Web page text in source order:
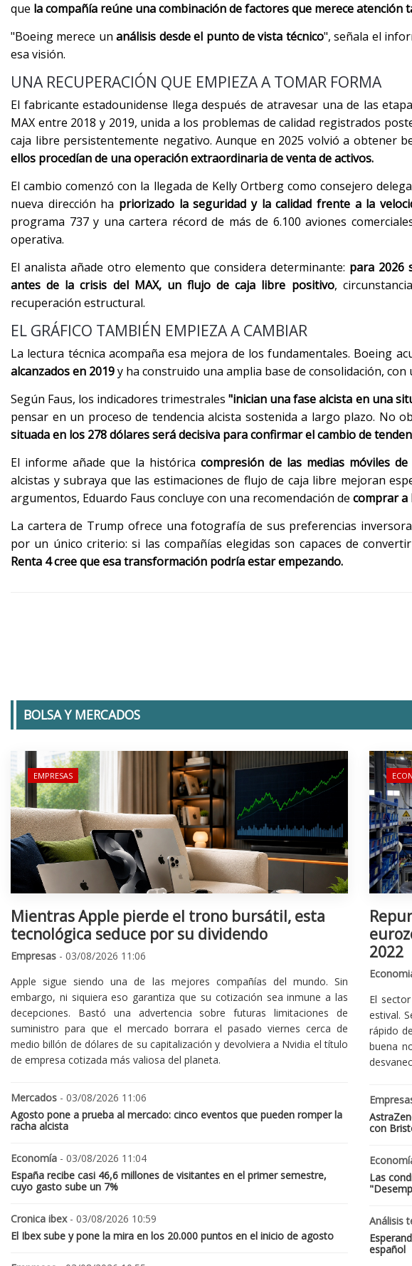
que la compañía reúne una combinación de factores que merece
"Boeing merece unanálisis desde el punto de vista técnico", señala el
esa visión.
UNA RECUPERACIÓN QUE EMPIEZA A TOMAR FORMA
El fabricante estadounidense llega después de atravesar una de las
MAX entre 2018 y 2019, unida a los problemas de calidad registrados
caja libre persistentemente negativo. Aunque en 2025 volvió a obtener
ellos procedían de una operación extraordinaria de venta de activos.
El cambio comenzó con la llegada de Kelly Ortberg como consejero
nueva dirección ha priorizado la seguridad y la calidad frente a la
programa 737 y una cartera récord de más de 6.100 aviones
operativa.
El analista añade otro elemento que considera determinante: para 2026
antes de la crisis del MAX, un flujo de caja libre positivo,
recuperación estructural.
EL GRÁFICO TAMBIÉN EMPIEZA A CAMBIAR
La lectura técnica acompaña esa mejora de los fundamentales. Boeing
alcanzados en 2019y ha construido una amplia base de consolidación,
Según Faus, los indicadores trimestrales"inician una fase alcista en una
pensar en un proceso de tendencia alcista sostenida a largo plazo. No
situada en los 278 dólares será decisiva para confirmar el cambio de
El informe añade que la histórica compresión de las medias móviles
alcistas y subraya que las estimaciones de flujo de caja libre mejoran
argumentos, Eduardo Faus concluye con una recomendación de comprar a
La cartera de Trump ofrece una fotografía de sus preferencias
por un único criterio: si las compañías elegidas son capaces de
Renta 4 cree que esa transformación podría estar empezando.
BOLSA Y MERCADOS
EMPRESAS
Mientras Apple pierde el trono bursátil, esta
tecnológica seduce por su dividendo
Empresas - 03/08/2026 11:06
Apple sigue siendo una de las mejores compañías del mundo. Sin
embargo, ni siquiera eso garantiza que su cotización sea inmune a las
decepciones. Bastó una advertencia sobre futuras limitaciones de
suministro para que el mercado borrara el pasado viernes cerca de
medio billón de dólares de su capitalización y devolviera a Nvidia el título
de empresa cotizada más valiosa del planeta.
Mercados - 03/08/2026 11:06
Agosto pone a prueba al mercado: cinco eventos que pueden romper la
racha alcista
Economía - 03/08/2026 11:04
España recibe casi 46,6 millones de visitantes en el primer semestre,
cuyo gasto sube un 7%
Cronica ibex- 03/08/2026 10:59
El Ibex sube y pone la mira en los 20.000 puntos en el inicio de agosto
2022
El
estival.
rápido
buena
con
Las
Análisis
español